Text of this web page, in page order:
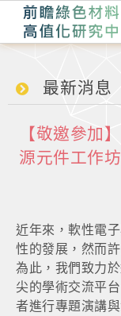
最新消息
【敬邀參加
源元件工作
近年來，軟性電
性的發展，然而
為此，我們致力
尖的學術交流平
者進行專題演講